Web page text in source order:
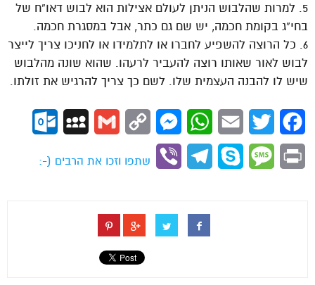
5. למרות שהלבוש הניתן לעולם אצילות הוא לבוש דאו”ח של
בחי”ג בקומת חכמה, יש שם גם כתר, אבל במסגרת חכמה.
6. כל הרוצה להשפיע לחברו או לתלמידו או לחניכו צריך לייצר
לבוש לאור שאותו רוצה להעביר לרעהו. שהוא שונה מהלבוש
שיש לו להבנה העצמית שלו. לשם כך צריך להרגיש את זולתו.
Facebook
Twitter
Email
WhatsApp
Messenger
Copy
Gmail
MySpace
Print
Message
Skype
Telegram
Viber
שתפו וזכו את הרבים (-: